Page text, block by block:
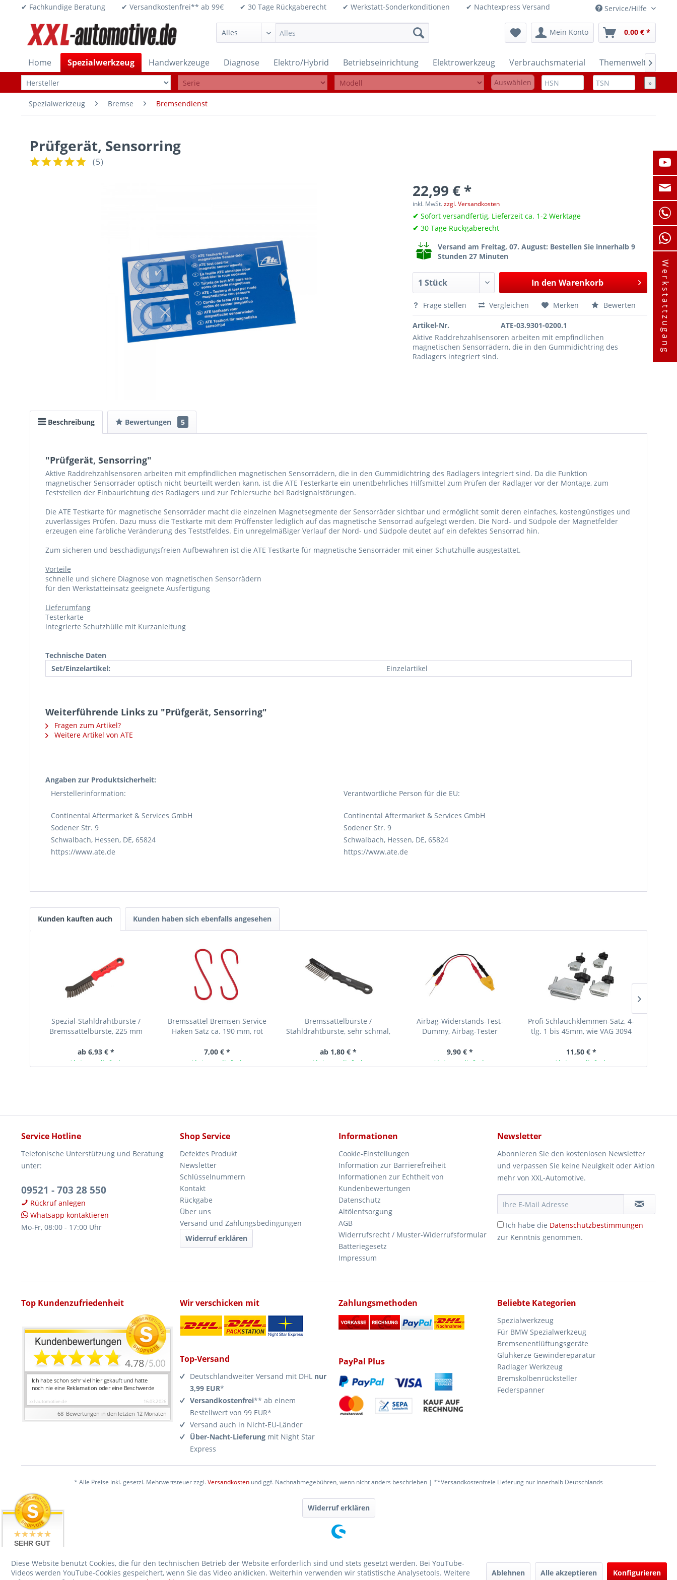
✔ Fachkundige Beratung ✔ Versandkostenfrei** ab 99€ ✔ 30 Tage Rückgaberecht ✔ Werkstatt-Sonderkonditionen ✔ Nachtexpress Versand Service/Hilfe
Mein Konto 0,00 € *
Home Spezialwerkzeug Handwerkzeuge Diagnose Elektro/Hybrid Betriebseinrichtung Elektrowerkzeug Verbrauchsmaterial Themenwelten

Auswählen »
Spezialwerkzeug Bremse Bremsendienst
Prüfgerät, Sensorring
(5)
22,99 € *
inkl. MwSt.zzgl. Versandkosten
✔ Sofort versandfertig, Lieferzeit ca. 1-2 Werktage
✔ 30 Tage Rückgaberecht
Versand am Freitag, 07. August: Bestellen Sie innerhalb 9
Stunden 27 Minuten
In den Warenkorb
Frage stellen Vergleichen Merken Bewerten
Artikel-Nr.
ATE-03.9301-0200.1
Aktive Raddrehzahlsensoren arbeiten mit empfindlichen
magnetischen Sensorrädern, die in den Gummidichtring des
Radlagers integriert sind.
Beschreibung Bewertungen 5
"Prüfgerät, Sensorring"
Aktive Raddrehzahlsensoren arbeiten mit empfindlichen magnetischen Sensorrädern, die in den Gummidichtring des Radlagers integriert sind. Da die Funktion
magnetischer Sensorräder optisch nicht beurteilt werden kann, ist die ATE Testerkarte ein unentbehrliches Hilfsmittel zum Prüfen der Radlager vor der Montage, zum
Feststellen der Einbaurichtung des Radlagers und zur Fehlersuche bei Radsignalstörungen.
Die ATE Testkarte für magnetische Sensorräder macht die einzelnen Magnetsegmente der Sensorräder sichtbar und ermöglicht somit deren einfaches, kostengünstiges und
zuverlässiges Prüfen. Dazu muss die Testkarte mit dem Prüffenster lediglich auf das magnetische Sensorrad aufgelegt werden. Die Nord- und Südpole der Magnetfelder
erzeugen eine farbliche Veränderung des Teststfeldes. Ein unregelmäßiger Verlauf der Nord- und Südpole deutet auf ein defektes Sensorrad hin.
Zum sicheren und beschädigungsfreien Aufbewahren ist die ATE Testkarte für magnetische Sensorräder mit einer Schutzhülle ausgestattet.
Vorteile
schnelle und sichere Diagnose von magnetischen Sensorrädern
für den Werkstatteinsatz geeignete Ausfertigung
Lieferumfang
Testerkarte
integrierte Schutzhülle mit Kurzanleitung
Technische Daten
Set/Einzelartikel:
Einzelartikel
Weiterführende Links zu "Prüfgerät, Sensorring"
Fragen zum Artikel?
Weitere Artikel von ATE
Angaben zur Produktsicherheit:
Herstellerinformation:
Continental Aftermarket & Services GmbH
Sodener Str. 9
Schwalbach, Hessen, DE, 65824
https://www.ate.de
Verantwortliche Person für die EU:
Continental Aftermarket & Services GmbH
Sodener Str. 9
Schwalbach, Hessen, DE, 65824
https://www.ate.de
Kunden kauften auch Kunden haben sich ebenfalls angesehen
Spezial-Stahldrahtbürste /
Bremssattelbürste, 225 mm
ab 6,93 € *
Ab Lager lieferbar
Bremssattel Bremsen Service
Haken Satz ca. 190 mm, rot
7,00 € *
Ab Lager lieferbar
Bremssattelbürste /
Stahldrahtbürste, sehr schmal,
ab 1,80 € *
Ab Lager lieferbar
Airbag-Widerstands-Test-
Dummy, Airbag-Tester
9,90 € *
Ab Lager lieferbar
Profi-Schlauchklemmen-Satz, 4-
tlg. 1 bis 45mm, wie VAG 3094
11,50 € *
Ab Lager lieferbar
Service Hotline
Telefonische Unterstützung und Beratung
unter:
09521 - 703 28 550
Rückruf anlegen
Whatsapp kontaktieren
Mo-Fr, 08:00 - 17:00 Uhr
Shop Service
Defektes Produkt
Newsletter
Schlüsselnummern
Kontakt
Rückgabe
Über uns
Versand und Zahlungsbedingungen
Widerruf erklären
Informationen
Cookie-Einstellungen
Information zur Barrierefreiheit
Informationen zur Echtheit von
Kundenbewertungen
Datenschutz
Altölentsorgung
AGB
Widerrufsrecht / Muster-Widerrufsformular
Batteriegesetz
Impressum
Newsletter
Abonnieren Sie den kostenlosen Newsletter
und verpassen Sie keine Neuigkeit oder Aktion
mehr von XXL-Automotive.
Ich habe die Datenschutzbestimmungen
zur Kenntnis genommen.
Top Kundenzufriedenheit Wir verschicken mit
Top-Versand
Deutschlandweiter Versand mit DHL nur
3,99 EUR*
Versandkostenfrei** ab einem
Bestellwert von 99 EUR*
Versand auch in Nicht-EU-Länder
Über-Nacht-Lieferung mit Night Star
Express
Zahlungsmethoden
PayPal Plus
Beliebte Kategorien
Spezialwerkzeug
Für BMW Spezialwerkzeug
Bremsenentlüftungsgeräte
Glühkerze Gewindereparatur
Radlager Werkzeug
Bremskolbenrücksteller
Federspanner
* Alle Preise inkl. gesetzl. Mehrwertsteuer zzgl.Versandkosten und ggf. Nachnahmegebühren, wenn nicht anders beschrieben | **Versandkostenfreie Lieferung nur innerhalb Deutschlands
Widerruf erklären
Werkstattzugang
Diese Website benutzt Cookies, die für den technischen Betrieb der Website erforderlich sind und stets gesetzt werden. Bei YouTube-
Videos werden YouTube-Cookies gespeichert, wenn Sie das Video anklicken. Weiterhin verwenden wir statistische Analysetools. Weitere
Ablehnen Alle akzeptieren Konfigurieren
SEHR GUT
aus 17476
Bewertungen
bei: ebay.de,